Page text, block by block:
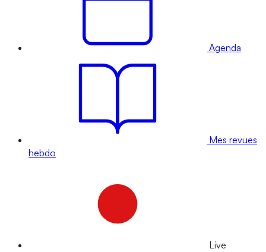
Agenda
Mes revues
hebdo
Live